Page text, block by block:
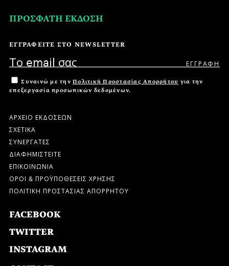
ΠΡΟΣΦΑΤΗ ΕΚΔΟΣΗ
ΕΓΓΡΑΦΕΙΤΕ ΣΤΟ NEWSLETTER
Συναινώ με την Πολιτική Προστασίας Απορρήτου για την
επεξεργασία προσωπικών δεδομένων.
ΑΡΧΕΙΟ ΕΚΔΟΣΕΩΝ
ΣΧΕΤΙΚΑ
ΣΥΝΕΡΓΑΤΕΣ
ΔΙΑΦΗΜΙΣΤΕΙΤΕ
ΕΠΙΚΟΙΝΩΝΙΑ
ΟΡΟΙ & ΠΡΟΫΠΟΘΕΣΕΙΣ ΧΡΗΣΗΣ
ΠΟΛΙΤΙΚΗ ΠΡΟΣΤΑΣΙΑΣ ΑΠΟΡΡΗΤΟΥ
FACEBOOK
TWITTER
INSTAGRAM